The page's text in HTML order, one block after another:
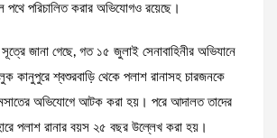
পরিচালিত করার অভিযোগও রয়েছে।
জানা গেছে, গত ১৫ জুলাই সেনাবাহিনীর অভিযানে
কানুপুরে শ্বশুরবাড়ি থেকে পলাশ রানাসহ চারজনকে
অভিযোগে আটক করা হয়। পরে আদালত তাদের
পলাশ রানার বয়স ২৫ বছর উল্লেখ করা হয়।